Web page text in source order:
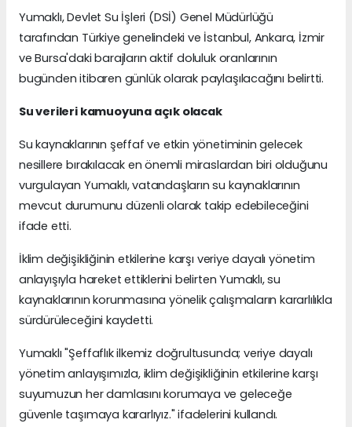
Yumaklı, Devlet Su İşleri (DSİ) Genel Müdürlüğü
tarafından Türkiye genelindeki ve İstanbul, Ankara, İzmir
ve Bursa'daki barajların aktif doluluk oranlarının
bugünden itibaren günlük olarak paylaşılacağını belirtti.
Su verileri kamuoyuna açık olacak
Su kaynaklarının şeffaf ve etkin yönetiminin gelecek
nesillere bırakılacak en önemli miraslardan biri olduğunu
vurgulayan Yumaklı, vatandaşların su kaynaklarının
mevcut durumunu düzenli olarak takip edebileceğini
ifade etti.
İklim değişikliğinin etkilerine karşı veriye dayalı yönetim
anlayışıyla hareket ettiklerini belirten Yumaklı, su
kaynaklarının korunmasına yönelik çalışmaların kararlılıkla
sürdürüleceğini kaydetti.
Yumaklı "Şeffaflık ilkemiz doğrultusunda; veriye dayalı
yönetim anlayışımızla, iklim değişikliğinin etkilerine karşı
suyumuzun her damlasını korumaya ve geleceğe
güvenle taşımaya kararlıyız." ifadelerini kullandı.